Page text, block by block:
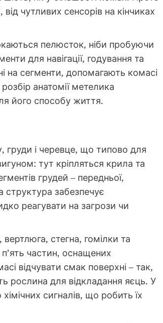
чутливих сенсорів на кінчиках
пелюсток, ніби пробуючи
для навігації, годування та
на сегменти, допомагають комасі
анатомії метелика
його способу життя.
груди і черевце, що типово для
тут кріпляться крила та
грудей – передньої,
структура забезпечує
реагувати на загрози чи
стегна, гомілки та
частин, оснащених
відчувати смак поверхні – так,
рослина для відкладання яєць. У
сигналів, що робить їх